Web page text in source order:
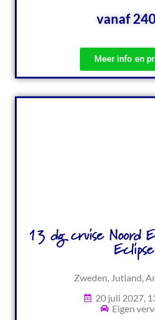
vanaf
Meer info en
13 dg cruise Noord
Eclipse
Zweden, Jutland,
20 juli 2027,
Eigen